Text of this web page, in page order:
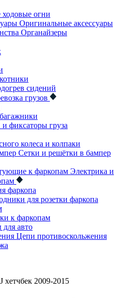
огни
Оригинальные аксессуары
Органайзеры
сидений
грузов
фиксаторы груза
колеса и колпаки
Сетки и решётки в бампер
Электрика и
фаркопа
для розетки фаркопа
к фаркопам
авто
Цепи противоскольжения
хетчбек 2009-2015